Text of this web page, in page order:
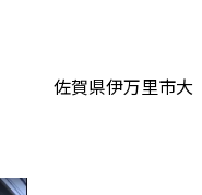
佐賀県伊万里市大